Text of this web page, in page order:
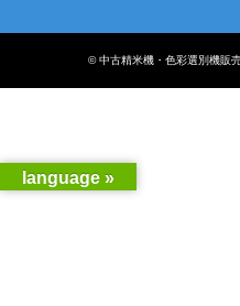
©中古精米機・色彩選別機販
language »